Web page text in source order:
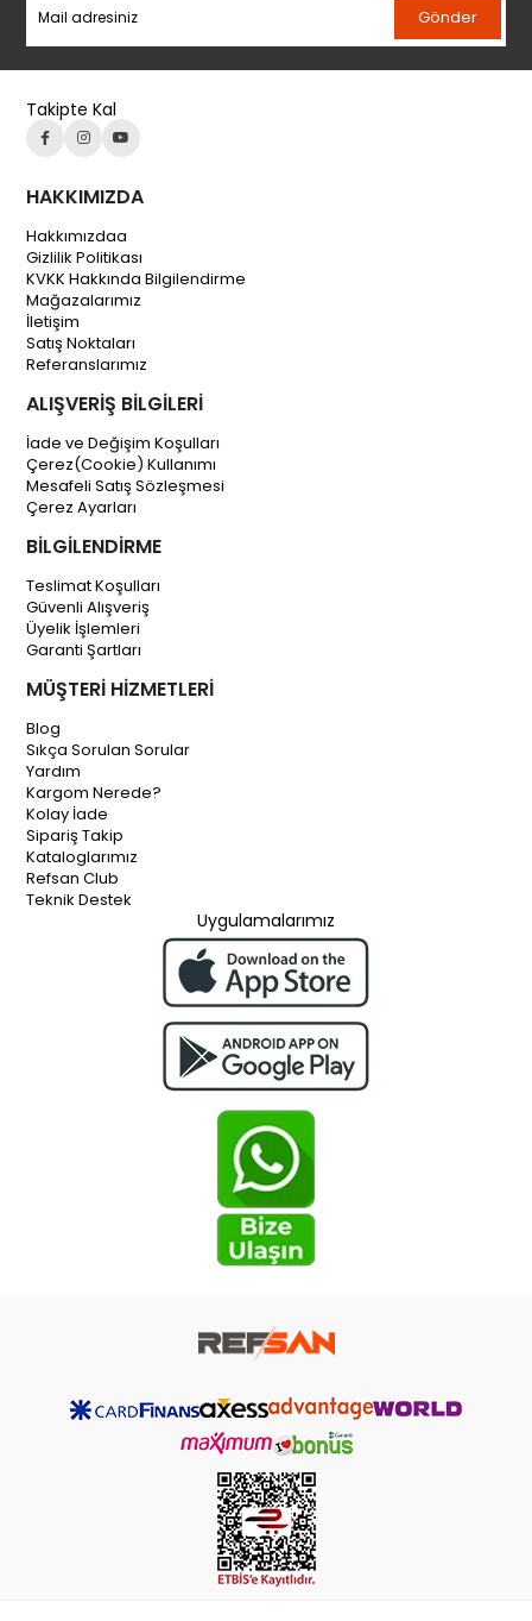
Gönder
Takipte Kal
HAKKIMIZDA
Hakkımızdaa
Gizlilik Politikası
KVKK Hakkında Bilgilendirme
Mağazalarımız
İletişim
Satış Noktaları
Referanslarımız
ALIŞVERİŞ BİLGİLERİ
İade ve Değişim Koşulları
Çerez(Cookie) Kullanımı
Mesafeli Satış Sözleşmesi
Çerez Ayarları
BİLGİLENDİRME
Teslimat Koşulları
Güvenli Alışveriş
Üyelik İşlemleri
Garanti Şartları
MÜŞTERİ HİZMETLERİ
Blog
Sıkça Sorulan Sorular
Yardım
Kargom Nerede?
Kolay İade
Sipariş Takip
Kataloglarımız
Refsan Club
Teknik Destek
Uygulamalarımız